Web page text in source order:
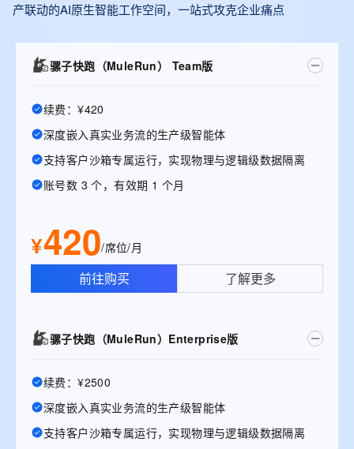
产联动的AI原生智能工作空间，一站式攻克企业痛点
骡子快跑（MuleRun） Team版
续费：¥420
深度嵌入真实业务流的生产级智能体
支持客户沙箱专属运行，实现物理与逻辑级数据隔离
账号数 3 个，有效期 1 个月
¥420/席位/月
前往购买 了解更多
骡子快跑（MuleRun）Enterprise版
续费：¥2500
深度嵌入真实业务流的生产级智能体
支持客户沙箱专属运行，实现物理与逻辑级数据隔离